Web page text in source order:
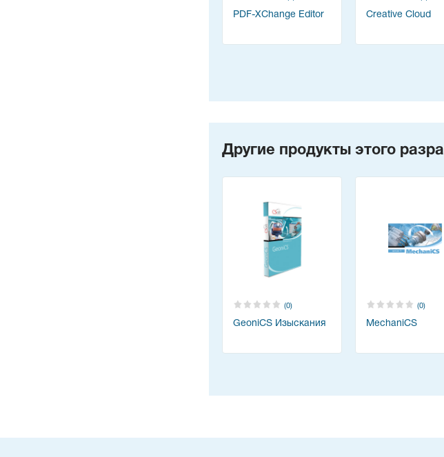
PDF-XChange Editor Creative Cloud
Другие продукты этого
(0)
GeoniCS Изыскания
(0)
MechaniCS